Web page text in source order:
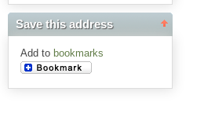
Save this address
Add to bookmarks